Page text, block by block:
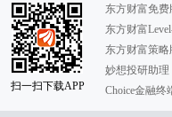
扫一扫下载APP
东方财富免费
东方财富
东方财富策略
妙想投研助理
Choice金融终